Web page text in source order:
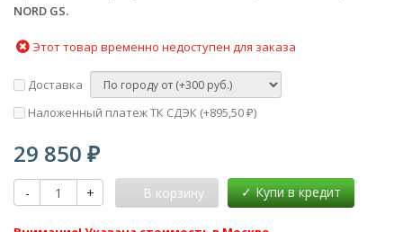
NORD GS.
Этот товар временно недоступен для заказа
Доставка
Наложенный платеж ТК СДЭК (+895,50 ₽)
29 850 ₽
- + В корзину